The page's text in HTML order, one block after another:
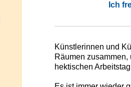
Ich
Künstlerinnen und
Räumen
hektischen